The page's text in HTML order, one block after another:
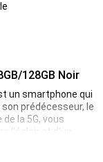
128GB Noir
un smartphone qui
prédécesseur, le
la 5G, vous
l'éclair et d'un
avec un taux de
vives et des